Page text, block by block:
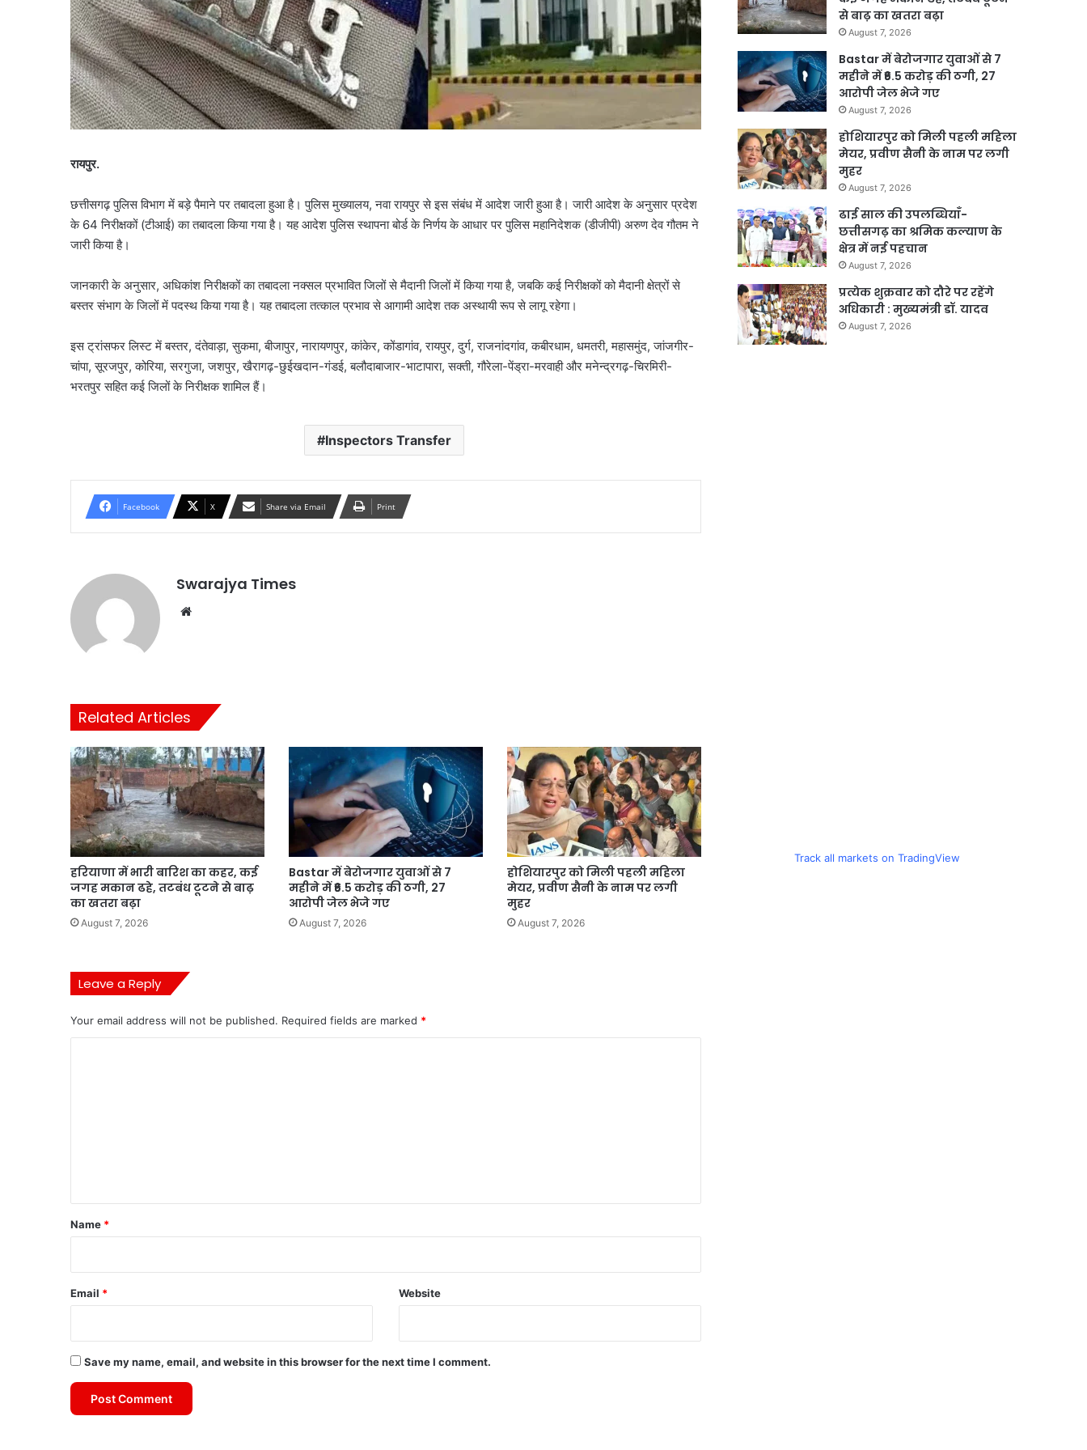
रायपुर.
छत्तीसगढ़ पुलिस विभाग में बड़े पैमाने पर तबादला हुआ है। पुलिस मुख्यालय, नवा रायपुर से इस संबंध में आदेश जारी हुआ है। जारी आदेश के अनुसार प्रदेश
के 64 निरीक्षकों (टीआई) का तबादला किया गया है। यह आदेश पुलिस स्थापना बोर्ड के निर्णय के आधार पर पुलिस महानिदेशक (डीजीपी) अरुण देव गौतम ने
जारी किया है।
जानकारी के अनुसार, अधिकांश निरीक्षकों का तबादला नक्सल प्रभावित जिलों से मैदानी जिलों में किया गया है, जबकि कई निरीक्षकों को मैदानी क्षेत्रों से
बस्तर संभाग के जिलों में पदस्थ किया गया है। यह तबादला तत्काल प्रभाव से आगामी आदेश तक अस्थायी रूप से लागू रहेगा।
इस ट्रांसफर लिस्ट में बस्तर, दंतेवाड़ा, सुकमा, बीजापुर, नारायणपुर, कांकेर, कोंडागांव, रायपुर, दुर्ग, राजनांदगांव, कबीरधाम, धमतरी, महासमुंद, जांजगीर-
चांपा, सूरजपुर, कोरिया, सरगुजा, जशपुर, खैरागढ़-छुईखदान-गंडई, बलौदाबाजार-भाटापारा, सक्ती, गौरेला-पेंड्रा-मरवाही और मनेन्द्रगढ़-चिरमिरी-
भरतपुर सहित कई जिलों के निरीक्षक शामिल हैं।
Inspectors Transfer
Facebook X Share via Email Print
Swarajya Times
Related Articles
हरियाणा में भारी बारिश का कहर, कई
जगह मकान ढहे, तटबंध टूटने से बाढ़
का खतरा बढ़ा
August 7, 2026
Bastar में बेरोजगार युवाओं से 7
महीने में ₹6.5 करोड़ की ठगी, 27
आरोपी जेल भेजे गए
August 7, 2026
होशियारपुर को मिली पहली महिला
मेयर, प्रवीण सैनी के नाम पर लगी
मुहर
August 7, 2026
Leave a Reply
Your email address will not be published. Required fields are marked *
*
Name *
Email * Website
Save my name, email, and website in this browser for the next time I comment.
से बाढ़ का खतरा बढ़ा
August 7, 2026
Bastar में बेरोजगार युवाओं से 7
महीने में ₹6.5 करोड़ की ठगी, 27
आरोपी जेल भेजे गए
August 7, 2026
होशियारपुर को मिली पहली महिला
मेयर, प्रवीण सैनी के नाम पर लगी
मुहर
August 7, 2026
ढाई साल की उपलब्धियाँ-
छत्तीसगढ़ का श्रमिक कल्याण के
क्षेत्र में नई पहचान
August 7, 2026
प्रत्येक शुक्रवार को दौरे पर रहेंगे
अधिकारी : मुख्यमंत्री डॉ. यादव
August 7, 2026
Track all markets on TradingView